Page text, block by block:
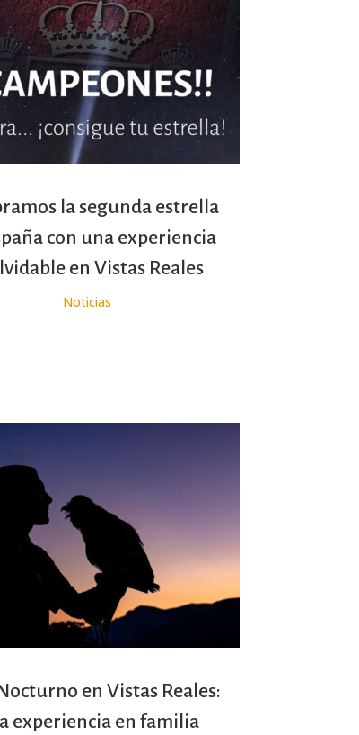
la segunda estrella
con una experiencia
en Vistas Reales
Noticias
en Vistas Reales:
experiencia en familia